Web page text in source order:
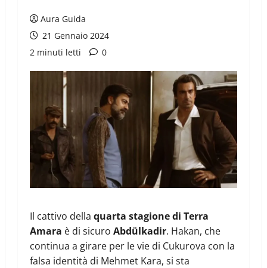
Aura Guida
21 Gennaio 2024
2 minuti letti
0
Il cattivo della quarta stagione di Terra
Amara è di sicuro Abdülkadir. Hakan, che
continua a girare per le vie di Cukurova con la
falsa identità di Mehmet Kara, si sta